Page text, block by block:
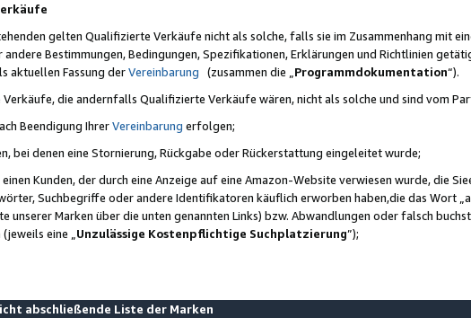
gelten Qualifizierte Verkäufe nicht als solche, falls sie im Zusammenhang mit
Bestimmungen, Bedingungen, Spezifikationen, Erklärungen und Richtlinien
aktuellen Fassung derVereinbarung (zusammen die „ Programmdokumentation“).
die andernfalls Qualifizierte Verkäufe wären, nicht als solche und sind vom
Beendigung IhrerVereinbarung erfolgen;
bei denen eine Stornierung, Rückgabe oder Rückerstattung eingeleitet wurde;
Kunden, der durch eine Anzeige auf eine Amazon-Website verwiesen wurde, die
Suchbegriffe oder andere Identifikatoren käuflich erworben haben,die das Wort
unserer Marken über die unten genannten Links) bzw. Abwandlungen oder falsch
eine „ Unzulässige Kostenpflichtige Suchplatzierung”);
abschließende Liste der Marken